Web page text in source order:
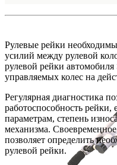
Рулевые рейки
усилий между рулевой
рулевой рейки
управляемых колес на
Регулярная диагностика
работоспособность рейки,
параметрам, степень
механизма.
позволяет определить
рулевой рейки.